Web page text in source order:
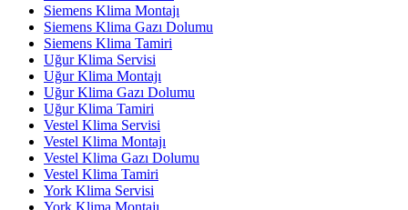
Siemens Klima Montajı
Siemens Klima Gazı Dolumu
Siemens Klima Tamiri
Uğur Klima Servisi
Uğur Klima Montajı
Uğur Klima Gazı Dolumu
Uğur Klima Tamiri
Vestel Klima Servisi
Vestel Klima Montajı
Vestel Klima Gazı Dolumu
Vestel Klima Tamiri
York Klima Servisi
York Klima Montajı